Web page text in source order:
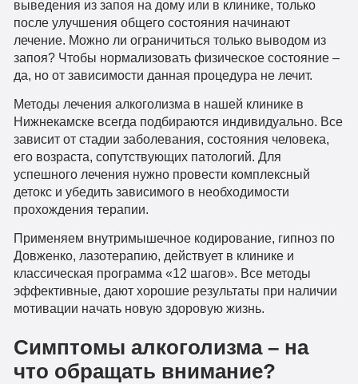
выведения из запоя на дому или в клинике, только
после улучшения общего состояния начинают
лечение. Можно ли ограничиться только выводом из
запоя? Чтобы нормализовать физическое состояние –
да, но от зависимости данная процедура не лечит.
Методы лечения алкоголизма в нашей клинике в
Нижнекамске всегда подбираются индивидуально. Все
зависит от стадии заболевания, состояния человека,
его возраста, сопутствующих патологий. Для
успешного лечения нужно провести комплексный
детокс и убедить зависимого в необходимости
прохождения терапии.
Применяем внутримышечное кодирование, гипноз по
Довженко, лазотерапию, действует в клинике и
классическая программа «12 шагов». Все методы
эффективные, дают хорошие результаты при наличии
мотивации начать новую здоровую жизнь.
Симптомы алкоголизма – на
что обращать внимание?